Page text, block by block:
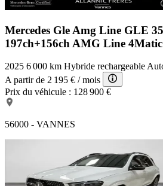
Mercedes Gle Amg Line GLE
197ch+156ch AMG Line
2025 6 000 km Hybride rechargeable
A partir de 2 195 € / mois
Prix du véhicule : 128 900 €
56000 - VANNES